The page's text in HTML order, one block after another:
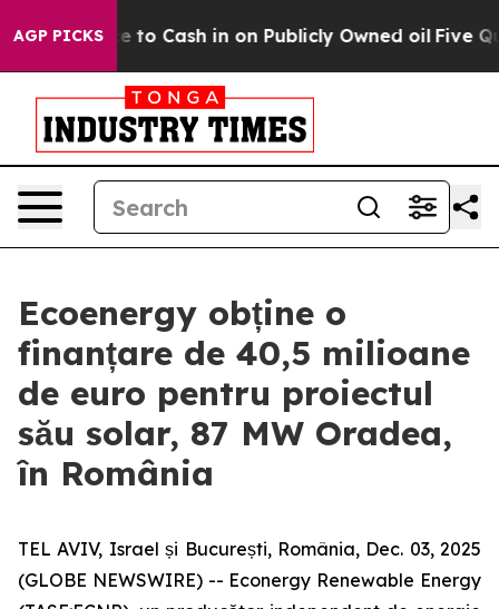
AGP PICKS
Chance to Cash in on Publicly Owned oil Five
Ecoenergy obține o
finanțare de 40,5 milioane
de euro pentru proiectul
său solar, 87 MW Oradea,
în România
TEL AVIV, Israel și București, România, Dec. 03, 2025
(GLOBE NEWSWIRE) -- Econergy Renewable Energy